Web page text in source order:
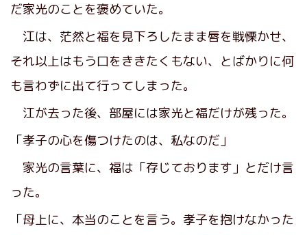
だ家光のことを褒めていた。
江は、茫然と福を見下ろしたまま唇を戦慄かせ、
それ以上はもう口をききたくもない、とばかりに何
も言わずに出て行ってしまった。
江が去った後、部屋には家光と福だけが残った。
「孝子の心を傷つけたのは、私なのだ」
家光の言葉に、福は「存じております」とだけ言
った。
「母上に、本当のことを言う。孝子を抱けなかった